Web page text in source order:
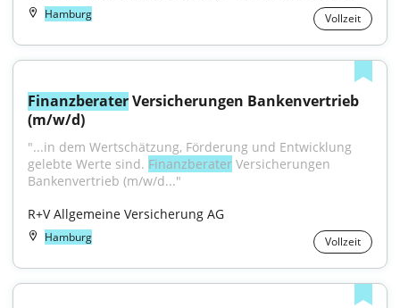
Hamburg Vollzeit
Finanzberater Versicherungen Bankenvertrieb
(m/w/d)
"...in dem Wertschätzung, Förderung und Entwicklung
gelebte Werte sind. Finanzberater Versicherungen
Bankenvertrieb (m/w/d..."
R+V Allgemeine Versicherung AG
Hamburg Vollzeit